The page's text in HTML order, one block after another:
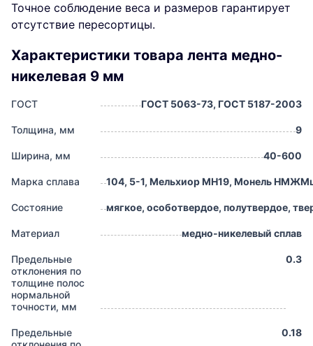
Точное соблюдение веса и размеров гарантирует
отсутствие пересортицы.
Характеристики товара лента медно-
никелевая 9 мм
ГОСТ ГОСТ 5063-73, ГОСТ 5187-2003
Толщина, мм 9
Ширина, мм 40-600
Марка сплава 104, 5-1, Мельхиор МН19, Монель
Состояние мягкое, особотвердое, полутвердое,
Материал медно-никелевый сплав
Предельные
отклонения по
толщине полос
нормальной
точности, мм
0.3
Предельные
0.18